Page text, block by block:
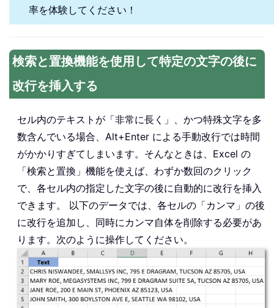
率を体験してください！
検索と置換機能を使用して特定の文字の後に
改行を挿入する
セル内のテキストが「非常に長く」、かつ特殊文字を多
数含んでいる場合、Alt+Enter による手動改行では時間
がかかりすぎてしまいます。そんなときは、Excel の
「検索と置換」機能を使えば、わずか数回のクリック
で、各セル内の指定した文字の後に自動的に改行を挿入
できます。 以下のデータでは、各セルの「カンマ」の後
に改行を追加し、同時にカンマ自体を削除する必要があ
ります。次のように操作してください。